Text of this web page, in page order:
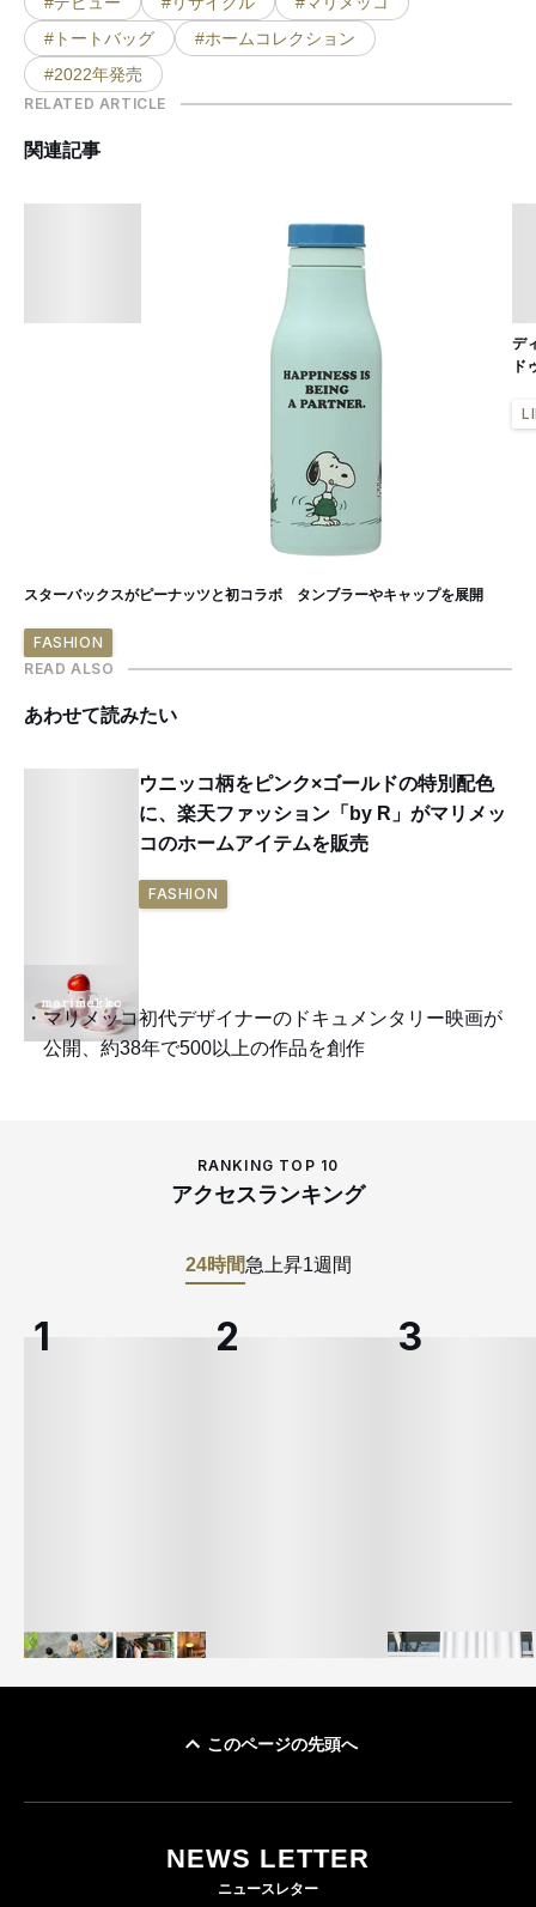
#トートバッグ
#ホームコレクション
#2022年発売
RELATED ARTICLE
関連記事
スターバックスがピーナッツと初コラボ タンブラーやキャップを展開
FASHION
デ
ド
READ ALSO
あわせて読みたい
ウニッコ柄をピンク×ゴールドの特別配色
に、楽天ファッション「by R」がマリメッ
コのホームアイテムを販売
FASHION
マリメッコ初代デザイナーのドキュメンタリー映画が
公開、約38年で500以上の作品を創作
RANKING TOP 10
アクセスランキング
24時間急上昇1週間
社長 「のんびりした
ら先はない」“前進”す
このページの先頭へ
NEWS LETTER
ニュースレター